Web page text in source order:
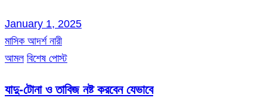
January 1, 2025
মাসিক আদর্শ নারী
আমল বিশেষ পোস্ট
যাদু-টোনা ও তাবিজ নষ্ট করবেন যেভাবে